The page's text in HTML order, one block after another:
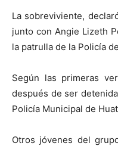
La sobreviviente,
junto con Angie Lizeth
la patrulla de la Policía
Según las primeras
después de ser
Policía Municipal de
Otros jóvenes del